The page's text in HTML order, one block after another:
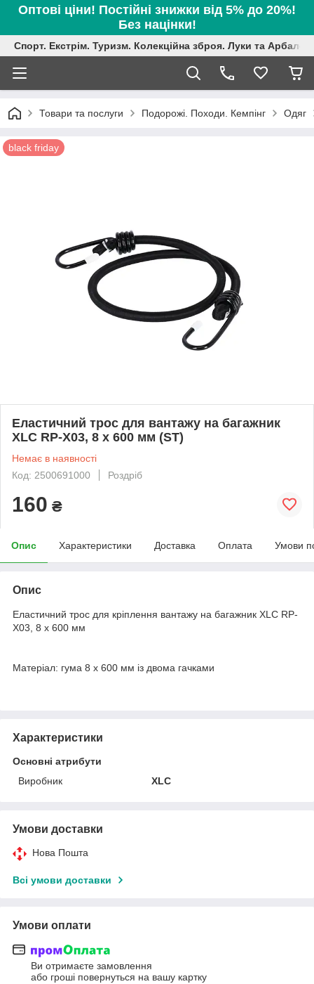
Оптові ціни! Постійні знижки від 5% до 20%!
Без націнки!
Спорт. Екстрім. Туризм. Колекційна зброя. Луки та
Товари та послуги Подорожі. Походи. Кемпінг Одяг
black friday
Еластичний трос для вантажу на багажник
XLC RP-X03, 8 x 600 мм (ST)
Немає в наявності
Код: 2500691000
Роздріб
160 ₴
Опис Характеристики Доставка Оплата Умови
Опис
Еластичний трос для кріплення вантажу на багажник XLC RP-
X03, 8 x 600 мм
Матеріал: гума 8 x 600 мм із двома гачками
Характеристики
Основні атрибути
Виробник
XLC
Умови доставки
Нова Пошта
Всі умови доставки
Умови оплати
Ви отримаєте замовлення
або гроші повернуться на вашу картку